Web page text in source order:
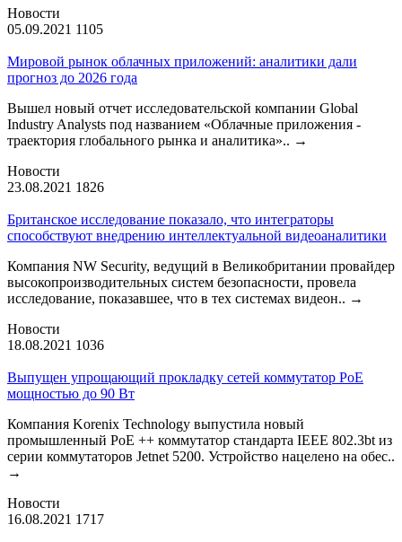
Новости
05.09.2021 1105
Мировой рынок облачных приложений: аналитики дали
прогноз до 2026 года
Вышел новый отчет исследовательской компании Global
Industry Analysts под названием «Облачные приложения -
траектория глобального рынка и аналитика».. →
Новости
23.08.2021 1826
Британское исследование показало, что интеграторы
способствуют внедрению интеллектуальной видеоаналитики
Компания NW Security, ведущий в Великобритании провайдер
высокопроизводительных систем безопасности, провела
исследование, показавшее, что в тех системах видеон.. →
Новости
18.08.2021 1036
Выпущен упрощающий прокладку сетей коммутатор PoE
мощностью до 90 Вт
Компания Korenix Technology выпустила новый
промышленный PoE ++ коммутатор стандарта IEEE 802.3bt из
серии коммутаторов Jetnet 5200. Устройство нацелено на обес..
→
Новости
16.08.2021 1717